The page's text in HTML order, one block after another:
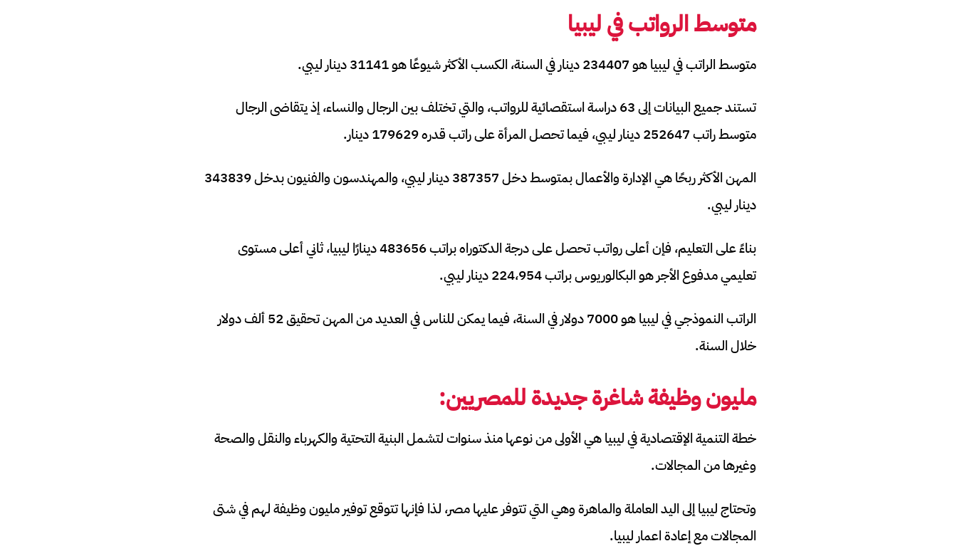
متوسط الرواتب في ليبيا
متوسط الراتب في ليبيا هو 234407 دينار في السنة، الكسب الأكثر شيوعًا هو 31141 دينار ليبي.
تستند جميع البيانات إلى 63 دراسة استقصائية للرواتب، والتي تختلف بين الرجال والنساء، إذ يتقاضى الرجال
متوسط راتب 252647 دينار ليبي، فيما تحصل المرأة على راتب قدره 179629 دينار.
المهن الأكثر ربحًا هي الإدارة والأعمال بمتوسط دخل 387357 دينار ليبي، والمهندسون والفنيون بدخل 343839
دينار ليبي.
بناءً على التعليم، فإن أعلى رواتب تحصل على درجة الدكتوراه براتب 483656 دينارًا ليبيا، ثاني أعلى مستوى
تعليمي مدفوع الأجر هو البكالوريوس براتب 224،954 دينار ليبي.
الراتب النموذجي في ليبيا هو 7000 دولار في السنة، فيما يمكن للناس في العديد من المهن تحقيق 52 ألف دولار
خلال السنة.
مليون وظيفة شاغرة جديدةللمصريين:
خطة التنمية الإقتصادية في ليبيا هي الأولى من نوعها منذ سنوات لتشمل البنية التحتية والكهرباء والنقل والصحة
وغيرها من المجالات.
وتحتاج ليبيا إلى اليد العاملة والماهرة وهي التي تتوفر عليها مصر، لذا فإنها تتوقع توفير مليون وظيفة لهم في شتى
المجالات مع إعادة اعمار ليبيا.